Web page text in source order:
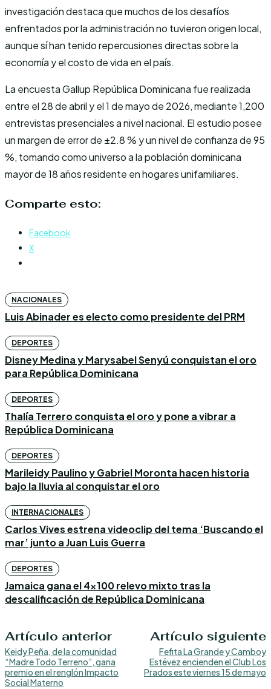
investigación destaca que muchos de los desafíos
enfrentados por la administración no tuvieron origen local,
aunque sí han tenido repercusiones directas sobre la
economía y el costo de vida en el país.
La encuesta Gallup República Dominicana fue realizada
entre el 28 de abril y el 1 de mayo de 2026, mediante 1,200
entrevistas presenciales a nivel nacional. El estudio posee
un margen de error de ±2.8 % y un nivel de confianza de 95
%, tomando como universo a la población dominicana
mayor de 18 años residente en hogares unifamiliares.
Comparte esto:
Facebook
X
NACIONALES
Luis Abinader es electo como presidente del PRM
DEPORTES
Disney Medina y Marysabel Senyú conquistan el oro
para República Dominicana
DEPORTES
Thalía Terrero conquista el oro y pone a vibrar a
República Dominicana
DEPORTES
Marileidy Paulino y Gabriel Moronta hacen historia
bajo la lluvia al conquistar el oro
INTERNACIONALES
Carlos Vives estrena videoclip del tema ‘Buscando el
mar’ junto a Juan Luis Guerra
DEPORTES
Jamaica gana el 4×100 relevo mixto tras la
descalificación de República Dominicana
Artículo anterior
Keidy Peña, de la comunidad
“Madre Todo Terreno”, gana
premio en el renglón Impacto
Social Materno
Artículo siguiente
Fefita La Grande y Camboy
Estévez encienden el Club Los
Prados este viernes 15 de mayo